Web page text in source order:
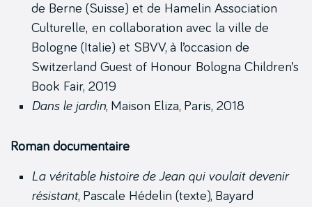
de Berne (Suisse) et de Hamelin Association
Culturelle, en collaboration avec la ville de
Bologne (Italie) et SBVV, à l’occasion de
Switzerland Guest of Honour Bologna Children’s
Book Fair, 2019
Dans le jardin, Maison Eliza, Paris, 2018
Roman documentaire
La véritable histoire de Jean qui voulait devenir
résistant, Pascale Hédelin (texte), Bayard